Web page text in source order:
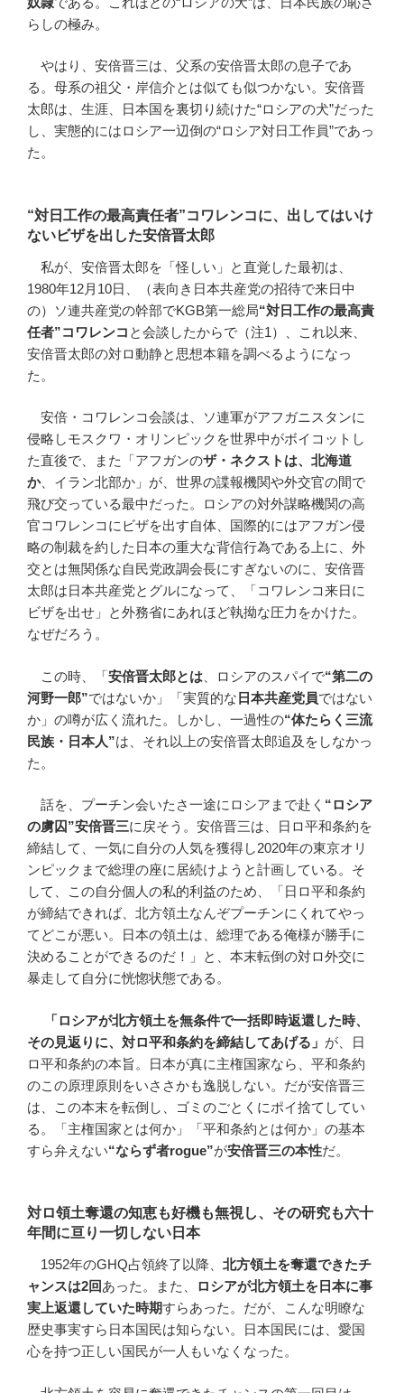
らしの極み。
やはり、安倍晋三は、父系の安倍晋太郎の息子であ
る。母系の祖父・岸信介とは似ても似つかない。安倍晋
太郎は、生涯、日本国を裏切り続けた“ロシアの犬”だった
し、実態的にはロシア一辺倒の“ロシア対日工作員”であっ
た。
“対日工作の最高責任者”コワレンコに、出してはいけ
ないビザを出した安倍晋太郎
私が、安倍晋太郎を「怪しい」と直覚した最初は、
1980年12月10日、（表向き日本共産党の招待で来日中
の）ソ連共産党の幹部でKGB第一総局“対日工作の最高責
任者”コワレンコ と会談したからで（注1）、これ以来、
安倍晋太郎の対ロ動静と思想本籍を調べるようになっ
た。
安倍・コワレンコ会談は、ソ連軍がアフガニスタンに
侵略しモスクワ・オリンピックを世界中がボイコットし
た直後で、また「アフガンのザ・ネクストは、北海道
か、イラン北部か」が、世界の諜報機関や外交官の間で
飛び交っている最中だった。ロシアの対外謀略機関の高
官コワレンコにビザを出す自体、国際的にはアフガン侵
略の制裁を約した日本の重大な背信行為である上に、外
交とは無関係な自民党政調会長にすぎないのに、安倍晋
太郎は日本共産党とグルになって、「コワレンコ来日に
ビザを出せ」と外務省にあれほど執拗な圧力をかけた。
なぜだろう。
この時、「安倍晋太郎とは 、ロシアのスパイで“第二の
河野一郎”ではないか」「実質的な 日本共産党員ではない
か」の噂が広く流れた。しかし、一過性の“体たらく三流
民族・日本人”は、それ以上の安倍晋太郎追及をしなかっ
た。
話を、プーチン会いたさ一途にロシアまで赴く “ロシア
の虜囚”安倍晋三に戻そう。安倍晋三は、日ロ平和条約を
締結して、一気に自分の人気を獲得し2020年の東京オリ
ンピックまで総理の座に居続けようと計画している。そ
して、この自分個人の私的利益のため、「日ロ平和条約
が締結できれば、北方領土なんぞプーチンにくれてやっ
てどこが悪い。日本の領土は、総理である俺様が勝手に
決めることができるのだ！」と、本末転倒の対ロ外交に
暴走して自分に恍惚状態である。
「ロシアが北方領土を無条件で一括即時返還した時、
その見返りに、対ロ平和条約を締結してあげる」 が、日
ロ平和条約の本旨。日本が真に主権国家なら、平和条約
のこの原理原則をいささかも逸脱しない。だが安倍晋三
は、この本末を転倒し、ゴミのごとくにポイ捨てしてい
る。「主権国家とは何か」「平和条約とは何か」の基本
すら弁えない“ならず者rogue”が安倍晋三の本性だ。
対ロ領土奪還の知恵も好機も無視し、その研究も六十
年間に亘り一切しない日本
1952年のGHQ占領終了以降、 北方領土を奪還できたチ
ャンスは2回あった。また、
ロシアが北方領土を日本に事
実上返還していた時期すらあった。だが、こんな明瞭な
歴史事実すら日本国民は知らない。日本国民には、愛国
心を持つ正しい国民が一人もいなくなった。